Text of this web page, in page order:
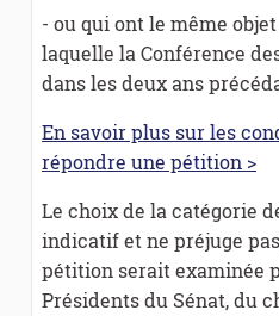
- ou qui ont le même
laquelle la Conférence
dans les deux ans
En savoir plus sur les
répondre une pétition >
Le choix de la catégorie
indicatif et ne préjuge
pétition serait examinée
Présidents du Sénat, du